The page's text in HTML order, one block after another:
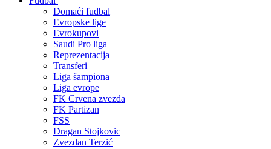
Domaći fudbal
Evropske lige
Evrokupovi
Saudi Pro liga
Reprezentacija
Transferi
Liga šampiona
Liga evrope
FK Crvena zvezda
FK Partizan
FSS
Dragan Stojkovic
Zvezdan Terzić